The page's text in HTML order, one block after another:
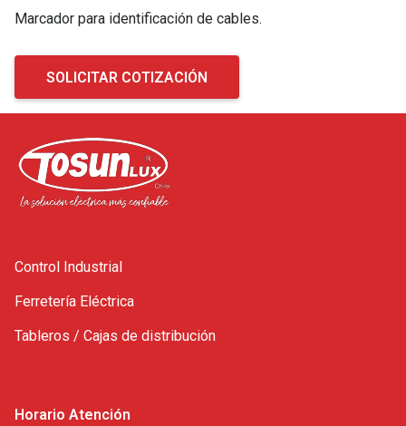
Marcador para identificación de cables.
SOLICITAR COTIZACIÓN
Control Industrial
Ferretería Eléctrica
Tableros / Cajas de distribución
Horario Atención